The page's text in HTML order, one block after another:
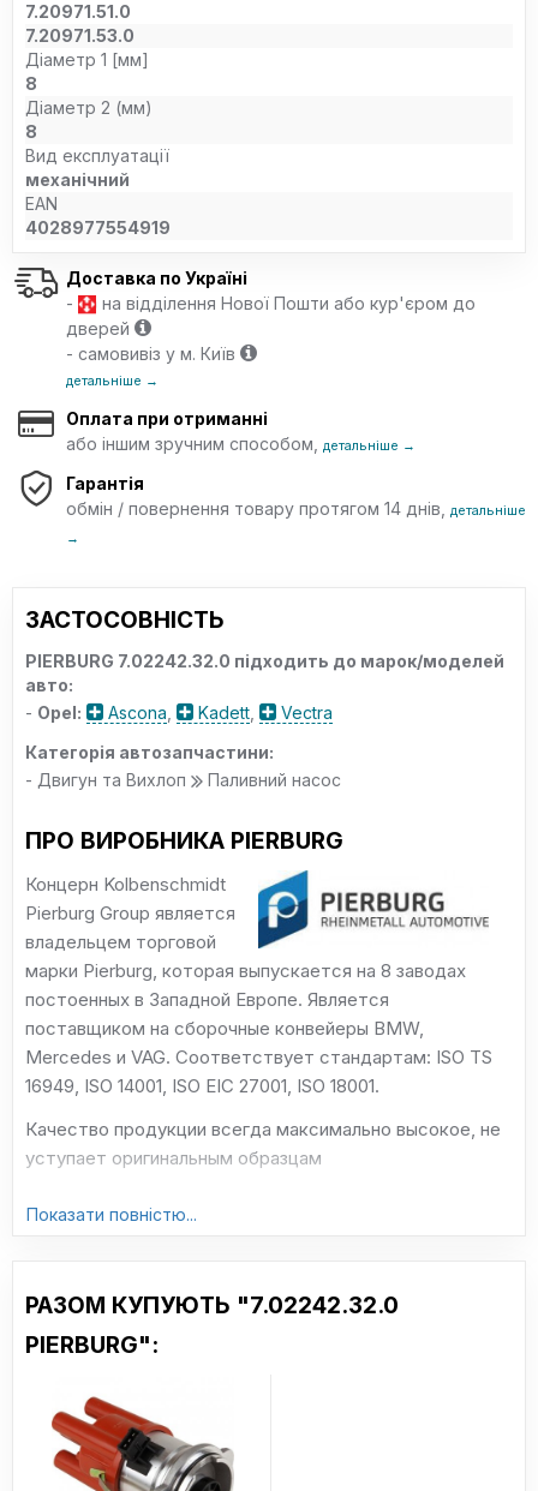
7.20971.51.0
7.20971.53.0
Діаметр 1 [мм]
8
Діаметр 2 (мм)
8
Вид експлуатації
механічний
EAN
4028977554919
Доставка по Україні
-
на відділення Нової Пошти або кур'єром до
дверей
- самовивіз у м. Київ
детальніше →
Оплата при отриманні
або іншим зручним способом,
детальніше →
Гарантія
обмін / повернення товару протягом 14 днів,
детальніше
→
ЗАСТОСОВНІСТЬ
PIERBURG 7.02242.32.0 підходить до марок/моделей
авто:
- Opel: Ascona Kadett
Vectra
Категорія автозапчастини:
- Двигун та Вихлоп
Паливний насос
ПРО ВИРОБНИКА PIERBURG
Концерн Kolbenschmidt
Pierburg Group является
владельцем торговой
марки Pierburg, которая выпускается на 8 заводах
постоенных в Западной Европе. Является
поставщиком на сборочные конвейеры BMW,
Mercedes и VAG. Соответствует стандартам: ISO TS
16949, ISO 14001, ISO EIC 27001, ISO 18001.
Качество продукции всегда максимально высокое, не
уступает оригинальным образцам
Показати повністю...
РАЗОМ КУПУЮТЬ "7.02242.32.0
PIERBURG":